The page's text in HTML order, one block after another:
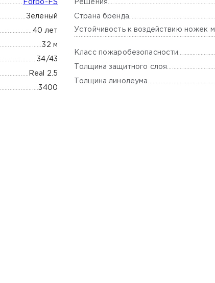
Forbo-FS
Зеленый
40 лет
32 м
34/43
Real 2.5
3400
Решения
Страна бренда
Устойчивость к воздействию ножек
Класс пожаробезопасности
Толщина защитного слоя
Толщина линолеума